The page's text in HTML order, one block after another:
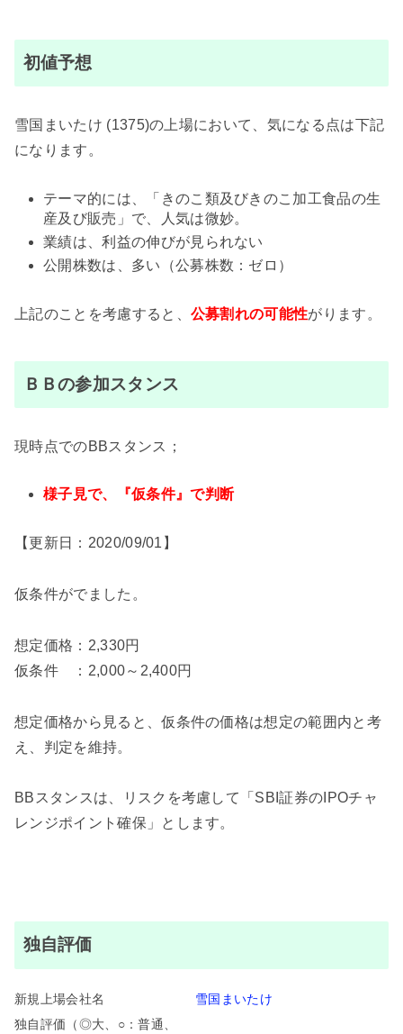
初値予想
雪国まいたけ (1375)の上場において、気になる点は下記
になります。
テーマ的には、「きのこ類及びきのこ加工食品の生
産及び販売」で、人気は微妙。
業績は、利益の伸びが見られない
公開株数は、多い（公募株数：ゼロ）
上記のことを考慮すると、 公募割れの可能性がります。
ＢＢの参加スタンス
現時点でのBBスタンス；
様子見で、『仮条件』で判断
【更新日：2020/09/01】
仮条件がでました。
想定価格：2,330円
仮条件 ：2,000～2,400円
想定価格から見ると、仮条件の価格は想定の範囲内と考
え、判定を維持。
BBスタンスは、リスクを考慮して「SBI証券のIPOチャ
レンジポイント確保」とします。
独自評価
新規上場会社名
雪国まいたけ
独自評価（◎大、○：普通、